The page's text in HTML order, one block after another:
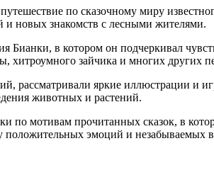
по сказочному миру
новых знакомств с лесными жителями.
Бианки, в котором он подчеркивал
хитроумного зайчика и многих других
рассматривали яркие иллюстрации и
животных и растений.
по мотивам прочитанных сказок, в
положительных эмоций и незабываемых